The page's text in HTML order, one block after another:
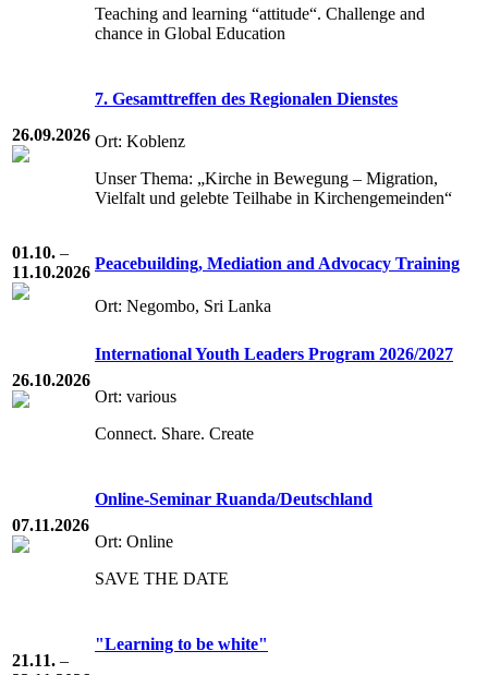
Teaching and learning “attitude“. Challenge and
chance in Global Education
26.09.2026
7. Gesamttreffen des Regionalen Dienstes
Ort: Koblenz
Unser Thema: „Kirche in Bewegung – Migration,
Vielfalt und gelebte Teilhabe in Kirchengemeinden“
01.10. –
11.10.2026 Peacebuilding, Mediation and Advocacy Training
Ort: Negombo, Sri Lanka
26.10.2026
International Youth Leaders Program 2026/2027
Ort: various
Connect. Share. Create
07.11.2026
Online-Seminar Ruanda/Deutschland
Ort: Online
SAVE THE DATE
21.11. –
"Learning to be white"